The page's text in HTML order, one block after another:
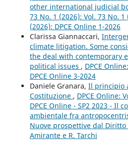
other international judicial
73 No. 1 (2026): Vol. 73 No. 1
(2026): DPCE Online 1-2026
Clarissa Giannaccari,
climate litigation. Some
the deal with contemporary
political issues , DPCE
DPCE Online 3-2024
Daniele Granara, Il principio
Costituzione , DPCE Online:
DPCE Online - SP2 2023 - Il
ambientale fra
Nuove prospettive dal Diritto
Amirante e R. Tarchi